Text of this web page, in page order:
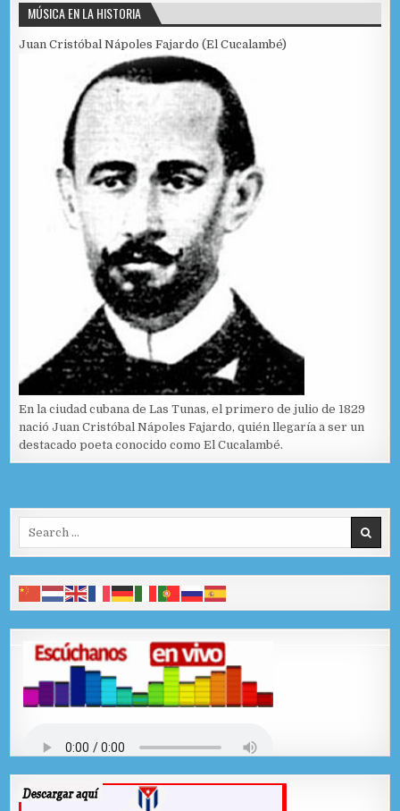
MÚSICA EN LA HISTORIA
Juan Cristóbal Nápoles Fajardo (El Cucalambé)
En la ciudad cubana de Las Tunas, el primero de julio de 1829
nació Juan Cristóbal Nápoles Fajardo, quién llegaría a ser un
destacado poeta conocido como El Cucalambé.
Search for: